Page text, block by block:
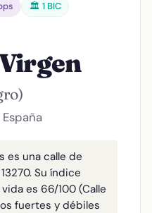
🏛️ 1 BIC
es una calle de
Su índice
es 66/100 (Calle
fuertes y débiles